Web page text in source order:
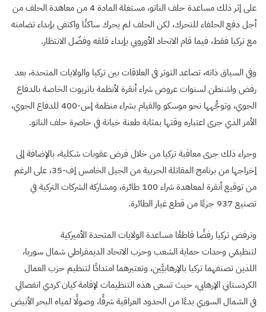
على إثر ذلك مساعدة حلف الناتو، مستغلة المادة 4 من معاهدة الحلف من
أجل دفع الحلفاء للتحرك، لكن الحلف لم يحرك ساكنًا واكتفى بإبداء تضامنه
مع تركيا فقط، فيما قام الاتحاد الأوروبي بإبداء قلقه وفضّل الانتظار.
وفي السياق ذاته، تصاعد التوتر في العلاقات بين تركيا والولايات المتحدة، بعد
رفض واشنطن لسنوات عروض شراء أنقرة لأنظمة باتريوت الخاصة بالدفاع
الجوي، وتوجُّهها نحو موسكو والقيام بشراء منظمة إس-400 للدفاع الجوي،
الأمر الذي جرى اعتباره وقتها بمثابة طعنة خيانة في خاصرة حلف الناتو.
وجراء ذلك جرى معاقبة تركيا من خلال فرض عقوبات شكلية، بالإضافة إلى
إخراجها من برنامج المقاتلة الحربية من الجيل الخامس إف-35، على الرغم
من توقيع أنقرة لمعاهدة شراء 100 طائرة، ومشاركة الشركات التركية في
تصنيع 937 جزءًا من قطع غيار الطائرة.
وترفض تركيا رفضًا قاطعًا مساعدة الولايات المتحدة الأميركية
لتنظيمَي وحدات حماية الشعب وحزب الاتحاد الديمقراطي شمال سوريا،
اللذين تصنفهما تركيا بالإرهابيَّين، وتعتبرهما امتدادًا لتنظيم حزب العمال
الكردستاني الإرهابي، حيث تسعى هذه التنظيمات لإقامة كيان كردي انفصالي
في الشمال السوري بدءًا من الحدود العراقية شرقًا، وصولًا لمياه البحر الأبيض